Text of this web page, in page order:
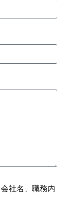
社名、職務内